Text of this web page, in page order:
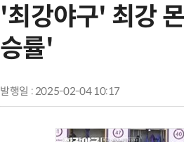
'최강야구' 최강
승률'
발행일 : 2025-02-04 10:17